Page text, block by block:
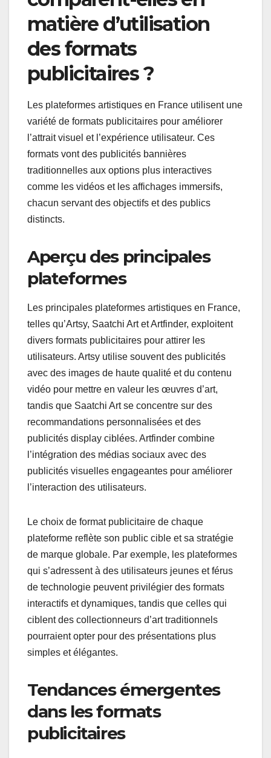
Comment les
plateformes artistiques
en France se
comparent-elles en
matière d’utilisation
des formats
publicitaires ?
Les plateformes artistiques en France utilisent une
variété de formats publicitaires pour améliorer
formats vont des publicités bannières
traditionnelles aux options plus interactives
comme les vidéos et les affichages immersifs,
Aperçu des principales
plateformes
Les principales plateformes artistiques en France,
telles qu’Artsy, Saatchi Art et Artfinder, exploitent
divers formats publicitaires pour attirer les
utilisateurs. Artsy utilise souvent des publicités
avec des images de haute qualité et du contenu
vidéo pour mettre en valeur les œuvres d’art,
recommandations personnalisées et des
publicités display ciblées. Artfinder combine
l’intégration des médias sociaux avec des
publicités visuelles engageantes pour améliorer
l’interaction des utilisateurs.
Le choix de format publicitaire de chaque
plateforme reflète son public cible et sa stratégie
de marque globale. Par exemple, les plateformes
de technologie peuvent privilégier des formats
interactifs et dynamiques, tandis que celles qui
ciblent des collectionneurs d’art traditionnels
pourraient opter pour des présentations plus